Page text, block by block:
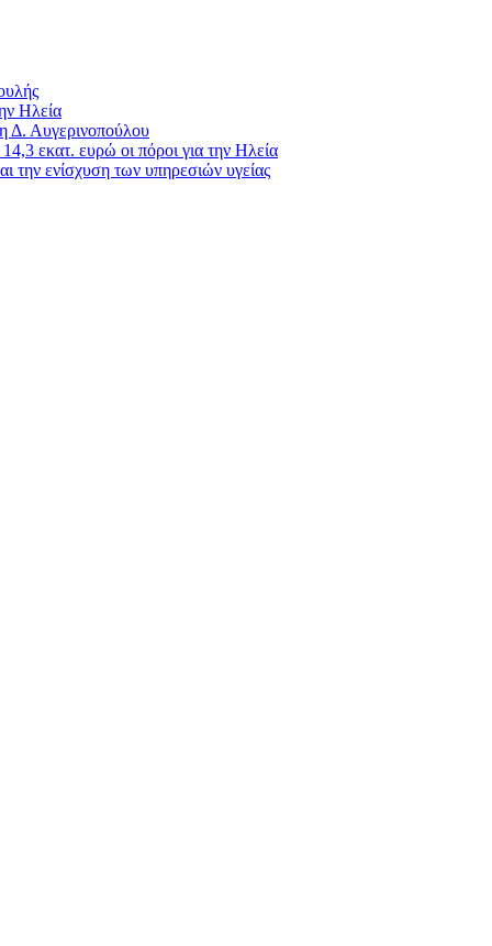
Ηλεία
Δ. Αυγερινοπούλου
εκατ. ευρώ οι πόροι για την Ηλεία
ενίσχυση των υπηρεσιών υγείας